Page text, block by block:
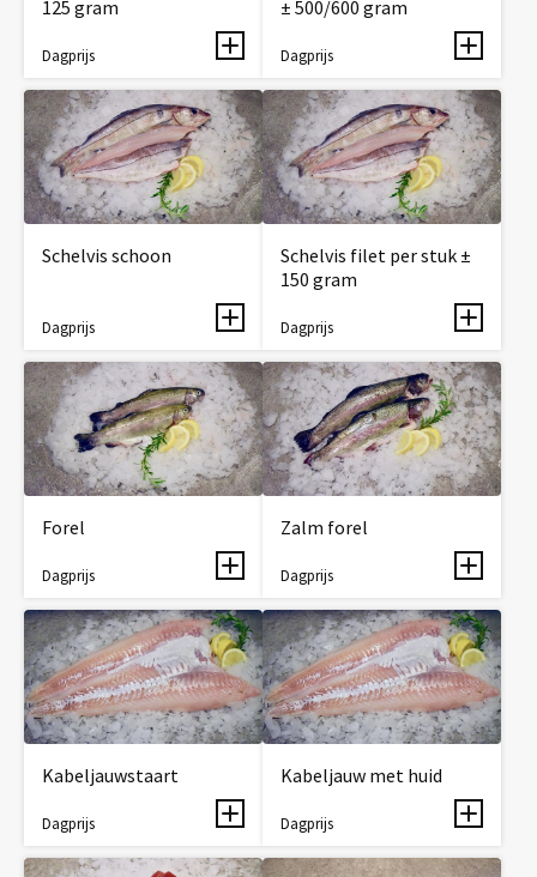
125 gram
Dagprijs
± 500/600 gram
Dagprijs
Schelvis schoon
Dagprijs
Schelvis filet per stuk ±
150 gram
Dagprijs
Forel
Dagprijs
Zalm forel
Dagprijs
Kabeljauwstaart
Dagprijs
Kabeljauw met huid
Dagprijs